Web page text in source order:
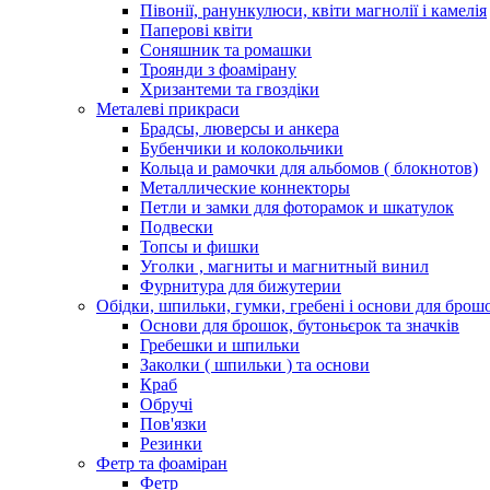
Півонії, ранункулюси, квіти магнолії і камелія
Паперові квіти
Соняшник та ромашки
Троянди з фоамірану
Хризантеми та гвоздіки
Металеві прикраси
Брадсы, люверсы и анкера
Бубенчики и колокольчики
Кольца и рамочки для альбомов ( блокнотов)
Металлические коннекторы
Петли и замки для фоторамок и шкатулок
Подвески
Топсы и фишки
Уголки , магниты и магнитный винил
Фурнитура для бижутерии
Обідки, шпильки, гумки, гребені і основи для
Основи для брошок, бутоньєрок та значків
Гребешки и шпильки
Заколки ( шпильки ) та основи
Краб
Обручі
Пов'язки
Резинки
Фетр та фоаміран
Фетр